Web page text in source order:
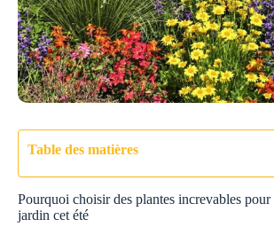
Table des matières
Pourquoi choisir des plantes increvables pour
jardin cet été